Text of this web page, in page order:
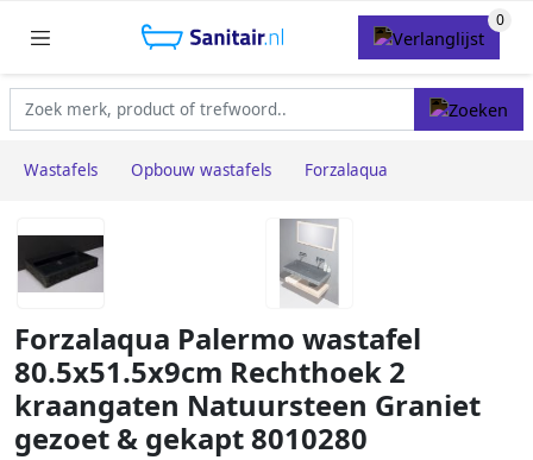
Wastafels Opbouw wastafels Forzalaqua
Forzalaqua Palermo wastafel
80.5x51.5x9cm Rechthoek 2
kraangaten Natuursteen Graniet
gezoet & gekapt 8010280